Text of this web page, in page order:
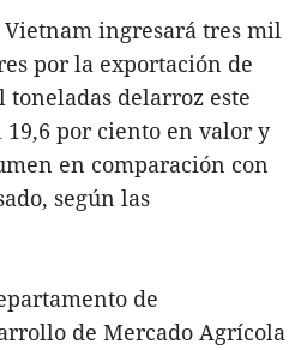
ingresará tres mil
por la exportación de
delarroz este
por ciento en valor y
en comparación con
según las
de
de Mercado Agrícola